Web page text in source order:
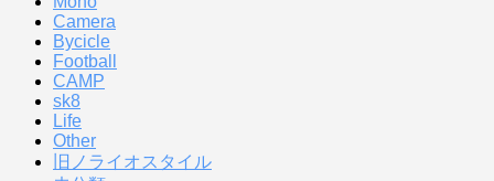
Camera
Bycicle
Football
CAMP
sk8
Life
Other
旧ノライオスタイル